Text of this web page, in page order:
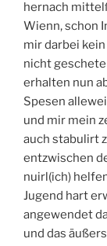
hernach
Wienn, schon
mir darbei
nicht
erhalten nun
Spesen
und mir mein
auch stabulirt
entzwischen
nuirl(ich)
Jugend hart
angewendet
und das